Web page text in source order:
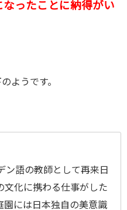
ったことに納得がい
ようです。
ン語の教師として再来日
文化に携わる仕事がした
園には日本独自の美意識